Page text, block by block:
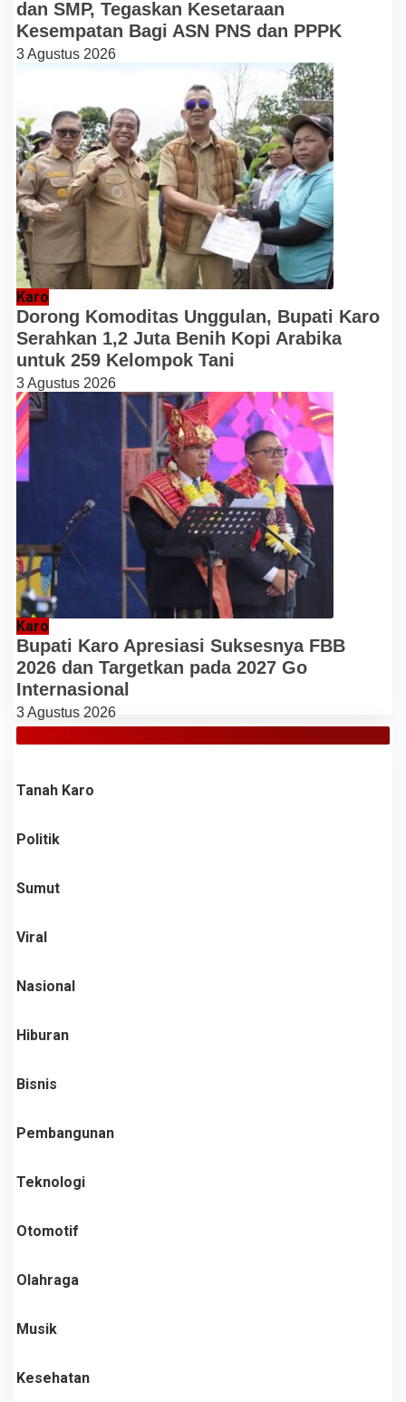
dan SMP, Tegaskan Kesetaraan
Kesempatan Bagi ASN PNS dan PPPK
3 Agustus 2026
Karo
Dorong Komoditas Unggulan, Bupati Karo
Serahkan 1,2 Juta Benih Kopi Arabika
untuk 259 Kelompok Tani
3 Agustus 2026
Karo
Bupati Karo Apresiasi Suksesnya FBB
2026 dan Targetkan pada 2027 Go
Internasional
3 Agustus 2026
JELAJAH
Tanah Karo
Politik
Sumut
Viral
Nasional
Hiburan
Bisnis
Pembangunan
Teknologi
Otomotif
Olahraga
Musik
Kesehatan